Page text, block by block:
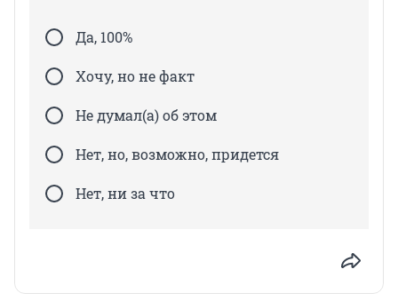
Да, 100%
Хочу, но не факт
Не думал(а) об этом
Нет, но, возможно, придется
Нет, ни за что